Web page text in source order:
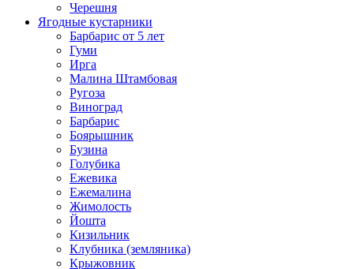
Черешня
Ягодные кустарники
Барбарис от 5 лет
Гуми
Ирга
Малина Штамбовая
Ругоза
Виноград
Барбарис
Боярышник
Бузина
Голубика
Ежевика
Ежемалина
Жимолость
Йошта
Кизильник
Клубника (земляника)
Крыжовник